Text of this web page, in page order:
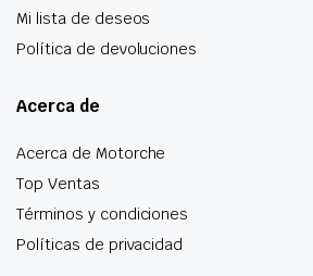
Mi lista de deseos
Política de devoluciones
Acerca de
Acerca de Motorche
Top Ventas
Términos y condiciones
Políticas de privacidad